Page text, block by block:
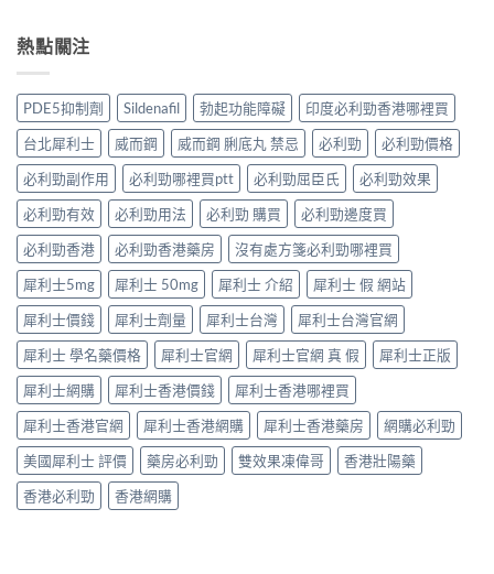
真
相，
孕
男
性
必
讀〉
中
實
體
醫
學
真
相
大
公
開〉
中
印
20〉
中
作
凍
威
嘅
速
效
話
術
要
打
折
讀〉
中
士
5mg
食
先
有
效？
冇
效
嘅
原
因
逐
個
捉
——
藥
師：
九
成
「冇
效」
投
訴，
其
實
熱點關注
PDE5抑制劑 Sildenafil 勃起功能障礙
印度必利勁香港哪裡買
台北犀利士
威而鋼 威而鋼 脷底丸 禁忌 必利勁
必利勁價格
必利勁副作用
必利勁哪裡買ptt 必利勁屈臣氏
必利勁效果
必利勁有效
必利勁用法 必利勁 購買
必利勁邊度買
必利勁香港
必利勁香港藥房
沒有處方箋必利勁哪裡買
犀利士5mg
犀利士 50mg 犀利士 介紹
犀利士 假 網站
犀利士價錢
犀利士劑量 犀利士台灣
犀利士台灣官網
犀利士 學名藥價格
犀利士官網 犀利士官網 真 假
犀利士正版
犀利士網購
犀利士香港價錢
犀利士香港哪裡買
犀利士香港官網
犀利士香港網購 犀利士香港藥房
網購必利勁
美國犀利士 評價
藥房必利勁 雙效果凍偉哥
香港壯陽藥
香港必利勁
香港網購